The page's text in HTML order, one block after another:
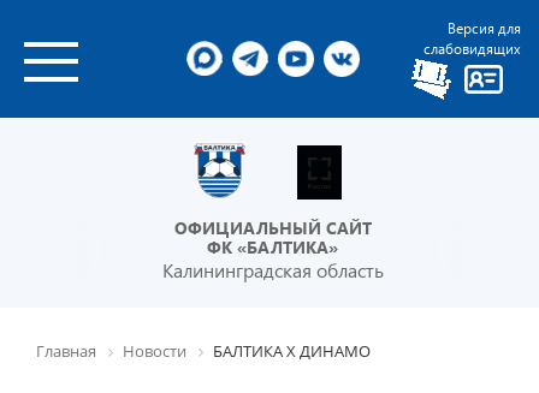
Версия для
слабовидящих
ОФИЦИАЛЬНЫЙ САЙТ
ФК «БАЛТИКА»
Калининградская область
Главная Новости БАЛТИКА Х ДИНАМО